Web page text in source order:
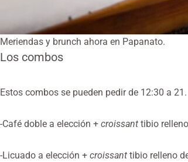
Meriendas y brunch ahora en Papanato.
Los combos
Estos combos se pueden pedir de 12:30 a 21.
-Café doble a elección + croissant tibio
-Licuado a elección + croissant tibio relleno